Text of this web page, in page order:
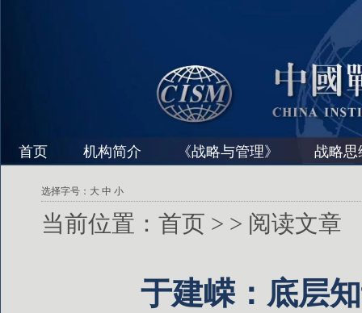
首页 机构简介 《战略与管理》 战略思
选择字号： 大 中 小
当前位置： 首页 > > 阅读文章
于建嵘：底层